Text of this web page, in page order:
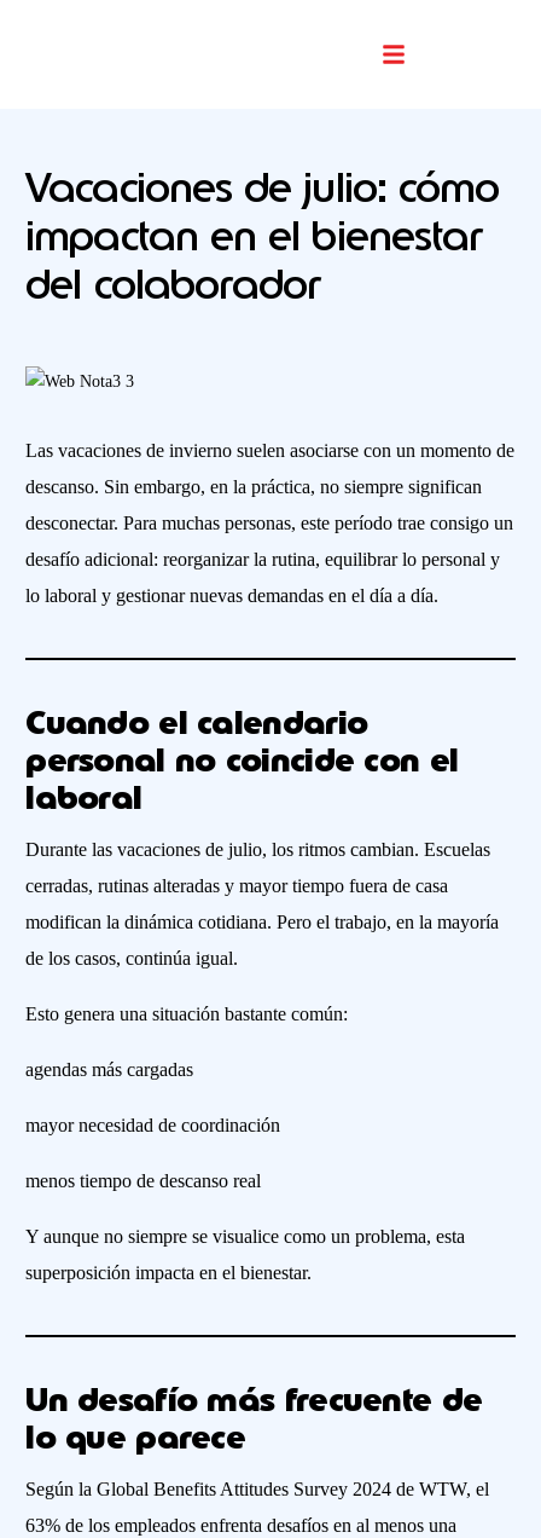
Vacaciones de julio: cómo
impactan en el bienestar
del colaborador
Las vacaciones de invierno suelen asociarse con un momento de
descanso. Sin embargo, en la práctica, no siempre significan
desconectar. Para muchas personas, este período trae consigo un
desafío adicional: reorganizar la rutina, equilibrar lo personal y
lo laboral y gestionar nuevas demandas en el día a día.
Cuando el calendario
personal no coincide con el
laboral
Durante las vacaciones de julio, los ritmos cambian. Escuelas
cerradas, rutinas alteradas y mayor tiempo fuera de casa
modifican la dinámica cotidiana. Pero el trabajo, en la mayoría
de los casos, continúa igual.
Esto genera una situación bastante común:
agendas más cargadas
mayor necesidad de coordinación
menos tiempo de descanso real
Y aunque no siempre se visualice como un problema, esta
superposición impacta en el bienestar.
Un desafío más frecuente de
lo que parece
Según la Global Benefits Attitudes Survey 2024 de WTW, el
63% de los empleados enfrenta desafíos en al menos una